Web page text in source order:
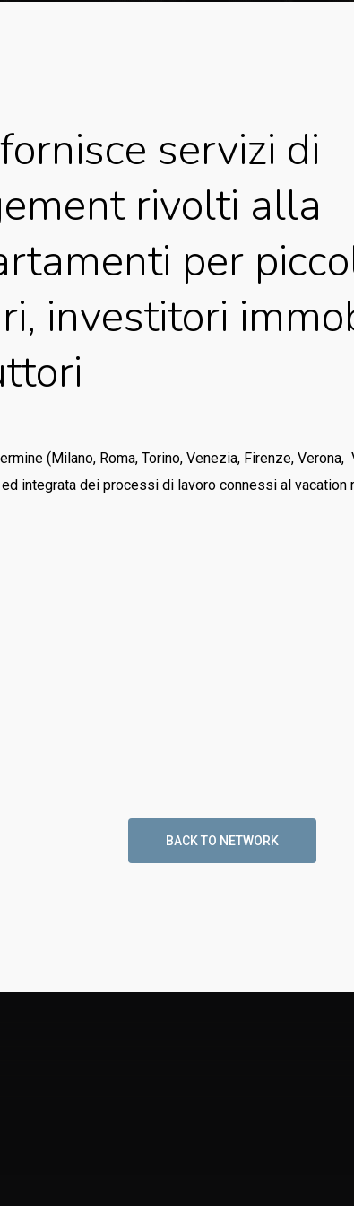
fornisce servizi di
rivolti alla
per
investitori
(Milano, Roma, Torino, Venezia, Firenze, Verona,
integrata dei processi di lavoro connessi al vacation
BACK TO NETWORK